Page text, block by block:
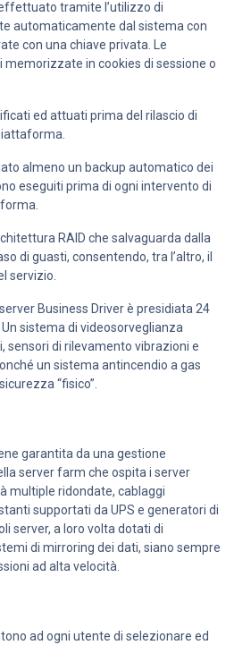
effettuato tramite l’utilizzo di
automaticamente dal sistema con
con una chiave privata. Le
in cookies di sessione o
ed attuati prima del rilascio di
almeno un backup automatico dei
eseguiti prima di ogni intervento di
RAID che salvaguarda dalla
di guasti, consentendo, tra l’altro, il
servizio.
Business Driver è presidiata 24
Un sistema di videosorveglianza
sensori di rilevamento vibrazioni e
un sistema antincendio a gas
“fisico”.
garantita da una gestione
server farm che ospita i server
multiple ridondate, cablaggi
supportati da UPS e generatori di
server, a loro volta dotati di
di mirroring dei dati, siano sempre
ad alta velocità.
ad ogni utente di selezionare ed